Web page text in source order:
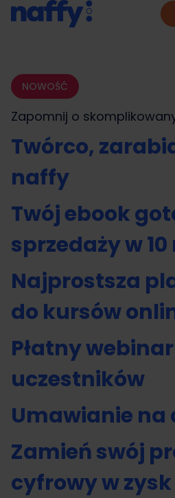
NOWOŚĆ
Zapomnij o
Twórco,
naffy
Twój ebook
sprzedaży w
Najprostsza
do kursów
Płatny
uczestników
Umawianie na
Zamień swój
cyfrowy w zysk